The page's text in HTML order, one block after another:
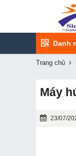
Danh
Trang chủ
Máy
23/07/